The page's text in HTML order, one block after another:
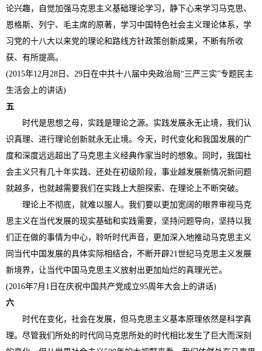
论兴趣，自觉加强马克思主义基础理论学习，静下心来学习马克思、
恩格斯、列宁、毛主席的原著，学习中国特色社会主义理论体系，学
习党的十八大以来党的理论和路线方针政策创新成果，不断有所收
获、有所提高。
(2015年12月28日、29日在中共十八届中央政治局“三严三实”专题民主
生活会上的讲话)
五
时代是思想之母，实践是理论之源。实践发展永无止境，我们认
识真理、进行理论创新就永无止境。今天，时代变化和我国发展的广
度和深度远远超出了马克思主义经典作家当时的想象。同时，我国社
会主义只有几十年实践、还处在初级阶段，事业越发展新情况新问题
就越多，也就越需要我们在实践上大胆探索、在理论上不断突破。
理论上不彻底，就难以服人。我们要以更加宽阔的眼界审视马克
思主义在当代发展的现实基础和实践需要，坚持问题导向，坚持以我
们正在做的事情为中心，聆听时代声音，更加深入地推动马克思主义
同当代中国发展的具体实际相结合，不断开辟21世纪马克思主义发展
新境界，让当代中国马克思主义放射出更加灿烂的真理光芒。
(2016年7月1日在庆祝中国共产党成立95周年大会上的讲话)
六
时代在变化，社会在发展，但马克思主义基本原理依然是科学真
理。尽管我们所处的时代同马克思所处的时代相比发生了巨大而深刻